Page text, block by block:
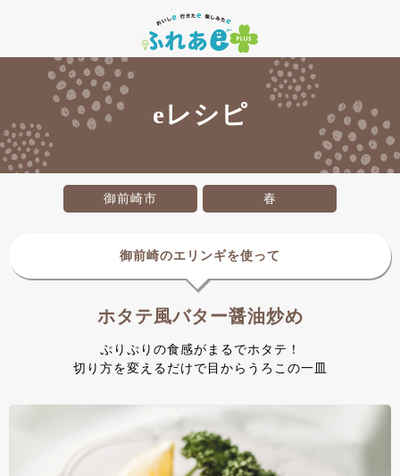
eレシピ
御前崎市 春
御前崎のエリンギを使って
ホタテ風バター醤油炒め
ぷりぷりの食感がまるでホタテ！
切り方を変えるだけで目からうろこの一皿